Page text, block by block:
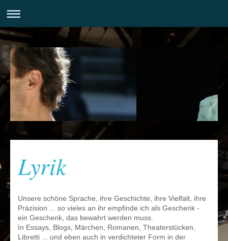
Lyrik
Unsere schöne Sprache, ihre Geschichte, ihre Vielfalt, ihre
Präzision ... so vieles an ihr empfinde ich als Geschenk -
ein Geschenk, das bewahrt werden muss.
In Essays, Blogs, Märchen, Romanen, Theaterstücken,
Libretti ... und eben auch in verdichteter Form in der